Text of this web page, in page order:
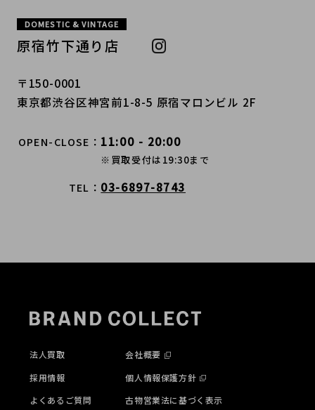
DOMESTIC & VINTAGE
原宿竹下通り店
〒150-0001
東京都渋谷区神宮前1-8-5 原宿マロンビル 2F
OPEN-CLOSE 11:00 - 20:00
※買取受付は19:30まで
TEL 03-6897-8743
法人買取
採用情報
よくあるご質問
会社概要
個人情報保護方針
古物営業法に基づく表示